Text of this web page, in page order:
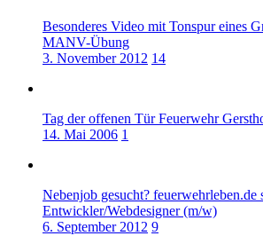
Besonderes Video mit Tonspur eines
MANV-Übung
3. November 2012 14
Tag der offenen Tür Feuerwehr
14. Mai 2006 1
Nebenjob gesucht? feuerwehrleben.de
Entwickler/Webdesigner (m/w)
6. September 2012 9